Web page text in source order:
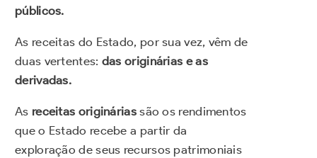
públicos.
As receitas do Estado, por sua vez, vêm de
duas vertentes: das originárias e as
derivadas.
As receitas origináriassão os rendimentos
que o Estado recebe a partir da
exploração de seus recursos patrimoniais